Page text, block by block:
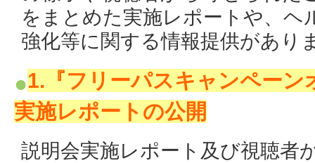
をまとめた実施レポートや、ヘ
強化等に関する情報提供があり
1.『フリーパスキャンペーン
実施レポートの公開
説明会実施レポート及び視聴者